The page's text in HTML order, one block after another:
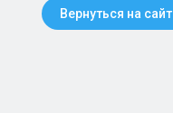
Вернуться на сайт